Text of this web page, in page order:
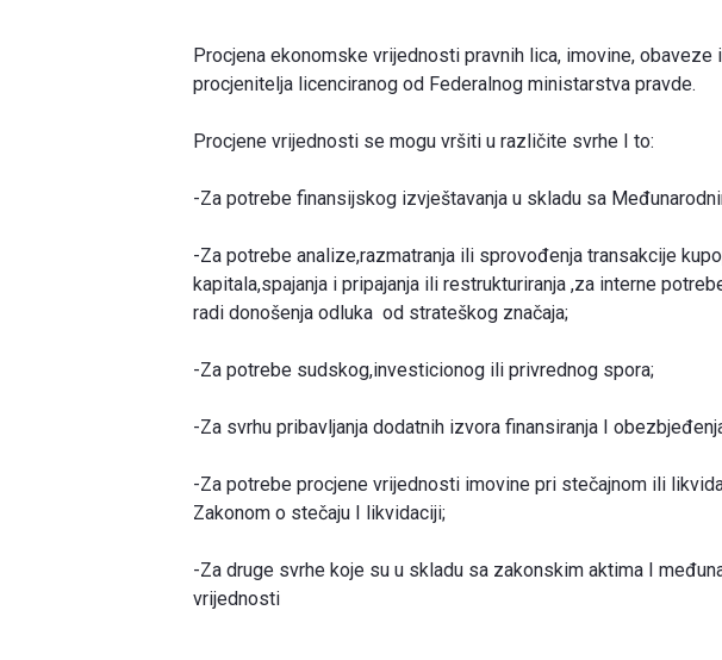
Procjena ekonomske vrijednosti pravnih lica, imovine,
procjenitelja licenciranog od Federalnog ministarstva pravde.
Procjene vrijednosti se mogu vršiti u različite svrhe I to:
-Za potrebe finansijskog izvještavanja u skladu sa
-Za potrebe analize,razmatranja ili sprovođenja transakcije
kapitala,spajanja i pripajanja ili restrukturiranja ,za interne
radi donošenja odluka od strateškog značaja;
-Za potrebe sudskog,investicionog ili privrednog spora;
-Za svrhu pribavljanja dodatnih izvora finansiranja I
-Za potrebe procjene vrijednosti imovine pri stečajnom ili
Zakonom o stečaju I likvidaciji;
-Za druge svrhe koje su u skladu sa zakonskim aktima I
vrijednosti